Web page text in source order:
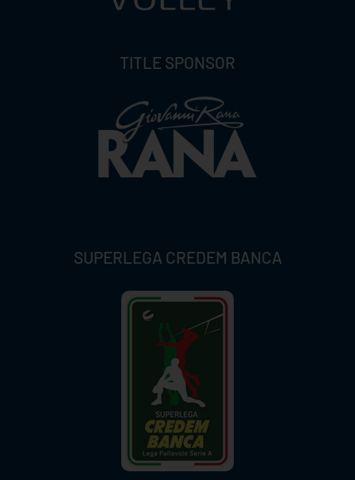
TITLE SPONSOR
SUPERLEGA CREDEM BANCA